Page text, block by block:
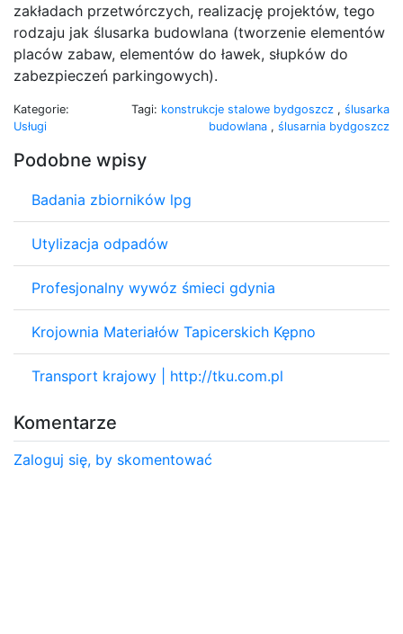
zakładach przetwórczych, realizację projektów, tego
rodzaju jak ślusarka budowlana (tworzenie elementów
placów zabaw, elementów do ławek, słupków do
zabezpieczeń parkingowych).
Kategorie:
Usługi
Tagi: konstrukcje stalowe bydgoszcz , ślusarka
budowlana , ślusarnia bydgoszcz
Podobne wpisy
Badania zbiorników lpg
Utylizacja odpadów
Profesjonalny wywóz śmieci gdynia
Krojownia Materiałów Tapicerskich Kępno
Transport krajowy | http://tku.com.pl
Komentarze
Zaloguj się, by skomentować